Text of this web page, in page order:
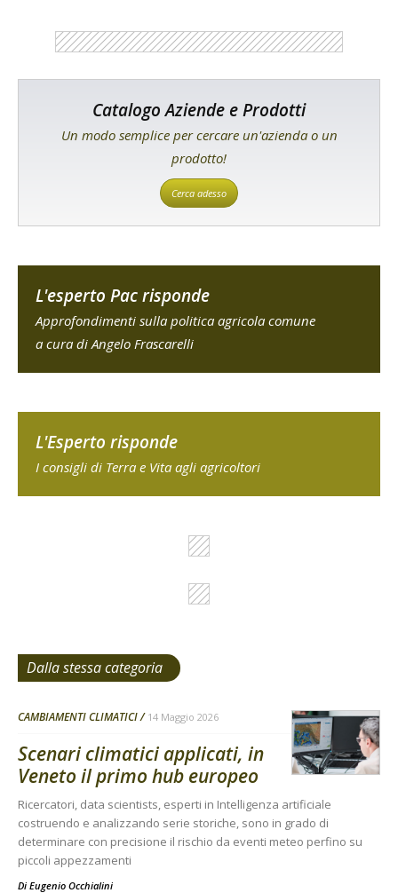
Catalogo Aziende e Prodotti
Un modo semplice per cercare un'azienda o un
prodotto!
Cerca adesso
L'esperto Pac risponde
Approfondimenti sulla politica agricola comune
a cura di Angelo Frascarelli
L'Esperto risponde
I consigli di Terra e Vita agli agricoltori
Dalla stessa categoria
CAMBIAMENTI CLIMATICI 14 Maggio 2026
Scenari climatici applicati, in
Veneto il primo hub europeo
Ricercatori, data scientists, esperti in Intelligenza artificiale
costruendo e analizzando serie storiche, sono in grado di
determinare con precisione il rischio da eventi meteo perfino su
piccoli appezzamenti
Di Eugenio Occhialini